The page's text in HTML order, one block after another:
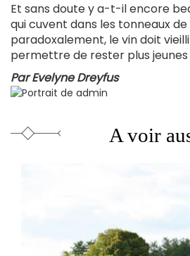
Et sans doute y a-t-il encore
qui cuvent dans les tonneaux
paradoxalement, le vin doit
permettre de rester plus jeunes
ParEvelyne Dreyfus
A voir